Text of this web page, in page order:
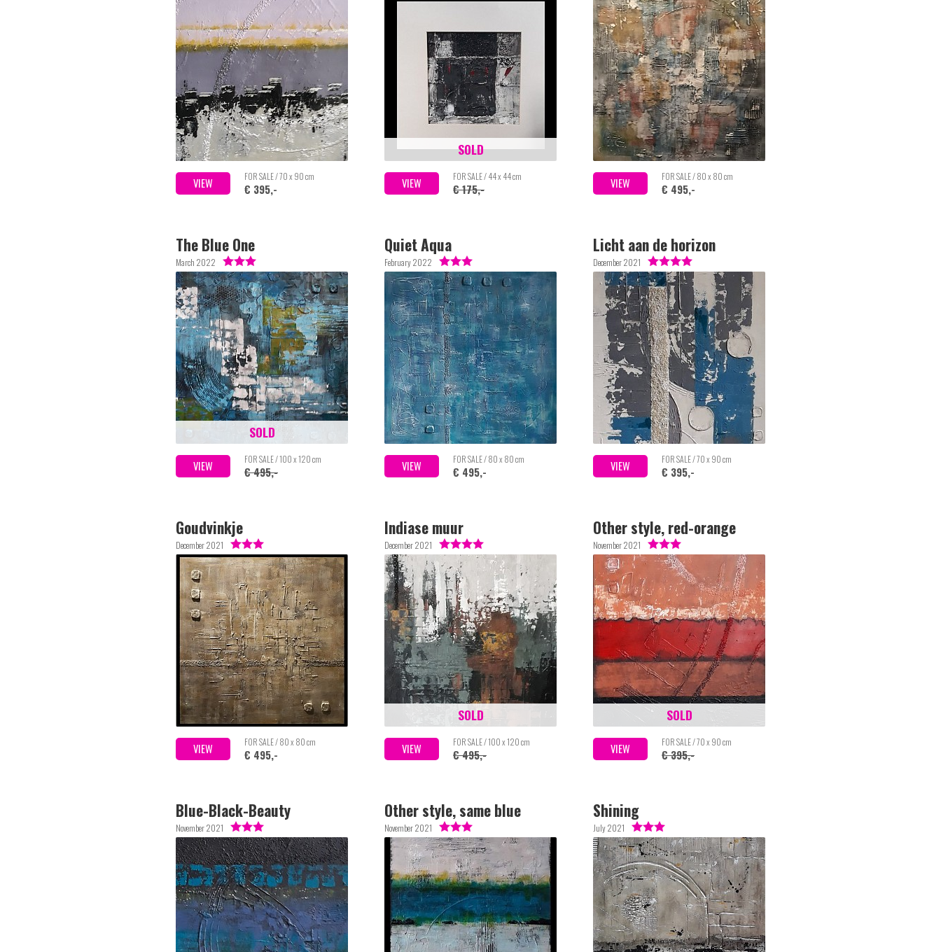
VIEW FOR SALE / 70 x 90 cm
€ 395,- VIEW FOR SALE / 44 x 44 cm
€ 175,-
SOLD
VIEW FOR SALE / 80 x 80 cm
€ 495,-
March 2022
VIEW FOR SALE / 100 x 120 cm
€ 495,-
SOLD
The Blue One
February 2022
VIEW FOR SALE / 80 x 80 cm
€ 495,-
Quiet Aqua
December 2021
VIEW FOR SALE / 70 x 90 cm
€ 395,-
Licht aan de horizon
December 2021
VIEW FOR SALE / 80 x 80 cm
€ 495,-
Goudvinkje
December 2021
VIEW FOR SALE / 100 x 120 cm
€ 495,-
SOLD
Indiase muur
November 2021
VIEW FOR SALE / 70 x 90 cm
€ 395,-
SOLD
Other style, red-orange
November 2021
Blue-Black-Beauty
November 2021
Other style, same blue
July 2021
Shining